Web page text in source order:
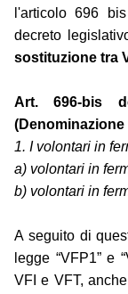
l'articolo 696
decreto
sostituzione tra
Art. 696-bis
(Denominazione
1. I volontari in
a) volontari in
b) volontari in
A seguito di
legge “VFP1” e
VFI e VFT,